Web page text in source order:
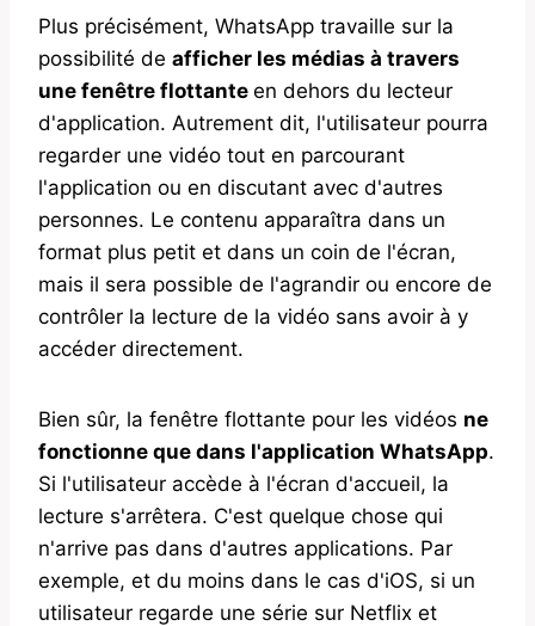
Plus précisément, WhatsApp travaille sur la
possibilité de afficher les médias à travers
une fenêtre flottante en dehors du lecteur
d'application. Autrement dit, l'utilisateur pourra
regarder une vidéo tout en parcourant
l'application ou en discutant avec d'autres
personnes. Le contenu apparaîtra dans un
format plus petit et dans un coin de l'écran,
mais il sera possible de l'agrandir ou encore de
contrôler la lecture de la vidéo sans avoir à y
accéder directement.
Bien sûr, la fenêtre flottante pour les vidéos ne
fonctionne que dans l'application WhatsApp.
Si l'utilisateur accède à l'écran d'accueil, la
lecture s'arrêtera. C'est quelque chose qui
n'arrive pas dans d'autres applications. Par
exemple, et du moins dans le cas d'iOS, si un
utilisateur regarde une série sur Netflix et